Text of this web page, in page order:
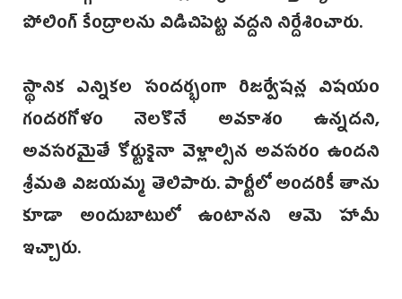
పోలింగ్‌ కేంద్రాలను విడిచిపెట్ట వద్దని నిర్దేశించారు.
స్థానిక ఎన్నికల సందర్భంగా రిజర్వేషన్ల విషయం
గందరగోళం నెలకొనే అవకాశం ఉన్నదని,
అవసరమైతే కోర్టుకైనా వెళ్లాల్సిన అవసరం ఉందని
శ్రీమతి విజయమ్మ తెలిపారు. పార్టీలో అందరికీ తాను
కూడా అందుబాటులో ఉంటానని ఆమె హామీ
ఇచ్చారు.